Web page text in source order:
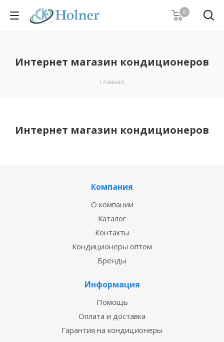
0
Интернет магазин кондиционеров
Главная
Интернет магазин кондиционеров
Компания
О компании
Каталог
Контакты
Кондиционеры оптом
Бренды
Информация
Помощь
Оплата и доставка
Гарантия на кондиционеры